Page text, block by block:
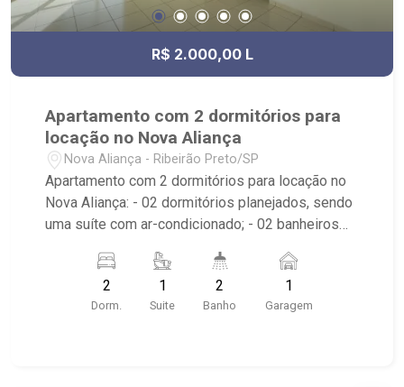
R$ 2.000,00 L
Apartamento com 2 dormitórios para
locação no Nova Aliança
Nova Aliança - Ribeirão Preto/SP
Apartamento com 2 dormitórios para locação no
Nova Aliança: - 02 dormitórios planejados, sendo
uma suíte com ar-condicionado; - 02 banheiros
coberta de garagem; - Sala dois ambientes; -
Cozinha planejada; - Varanda; - Área de Serviço
planejada; - Condomínio com elevador,
2
Dorm.
1
Suite
2
Banho
1
Garagem